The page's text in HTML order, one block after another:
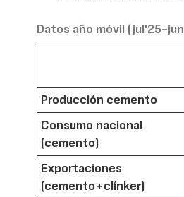
Datos año móvil (jul'25-
Producción cemento
Consumo nacional
(cemento)
Exportaciones
(cemento+clínker)